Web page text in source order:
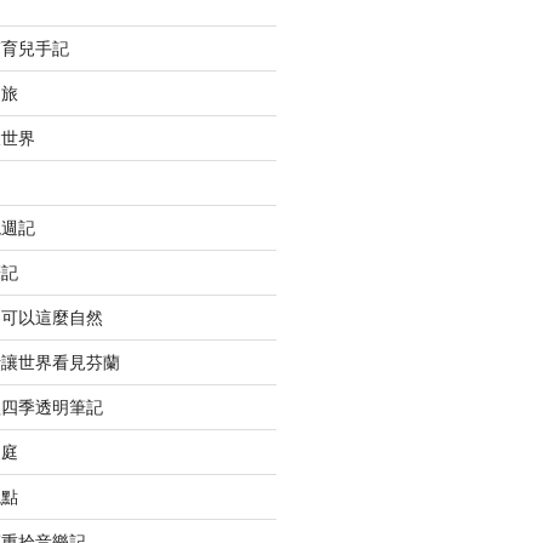
兒手記
界
記
以這麼自然
世界看見芬蘭
季透明筆記